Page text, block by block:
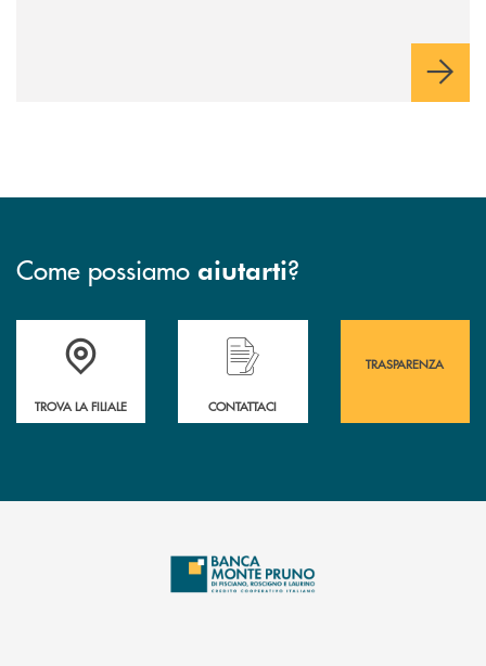
Come possiamo aiutarti?
Accedi all' elenco completo&nbsp; delle&nbsp; filiali&nbsp; di Banca
TROVA LA FILIALE
Hai bisogno di assistenza immediata?
CONTATTACI
TRASPARENZA